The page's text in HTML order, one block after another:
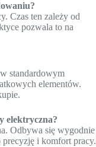
Czas ten zależy od
pozwala to na
standardowym
elementów.
elektryczna?
Odbywa się wygodnie
i komfort pracy.